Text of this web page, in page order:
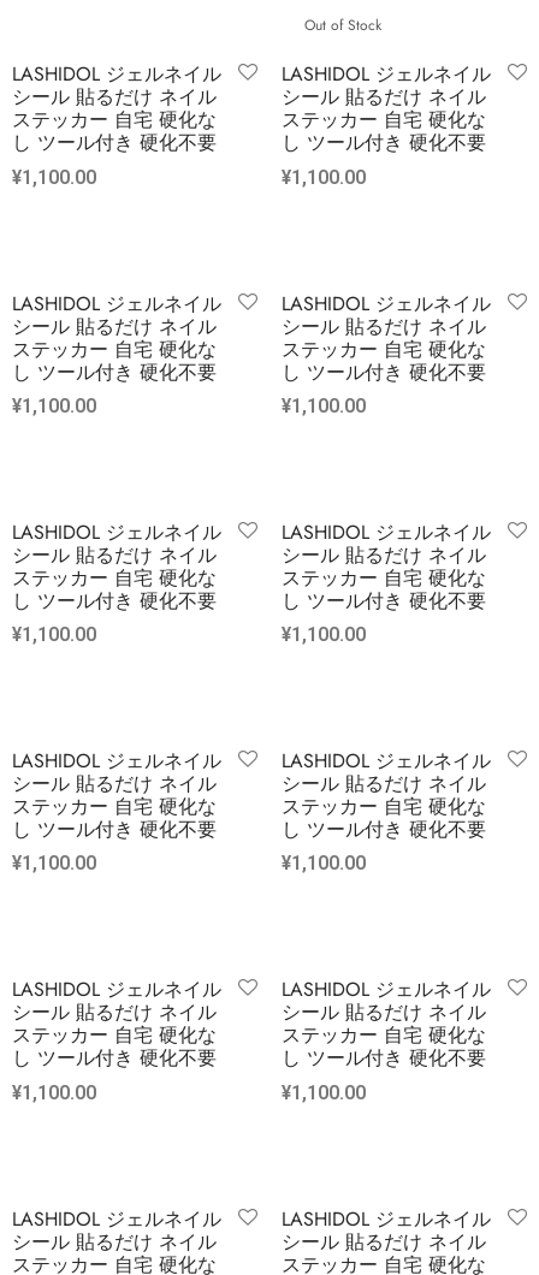
LASHIDOL ジェルネイル
シール 貼るだけ ネイル
ステッカー 自宅 硬化な
し ツール付き 硬化不要
¥1,100.00
Out of Stock
LASHIDOL ジェルネイル
シール 貼るだけ ネイル
ステッカー 自宅 硬化な
し ツール付き 硬化不要
¥1,100.00
LASHIDOL ジェルネイル
シール 貼るだけ ネイル
ステッカー 自宅 硬化な
し ツール付き 硬化不要
¥1,100.00
LASHIDOL ジェルネイル
シール 貼るだけ ネイル
ステッカー 自宅 硬化な
し ツール付き 硬化不要
¥1,100.00
LASHIDOL ジェルネイル
シール 貼るだけ ネイル
ステッカー 自宅 硬化な
し ツール付き 硬化不要
¥1,100.00
LASHIDOL ジェルネイル
シール 貼るだけ ネイル
ステッカー 自宅 硬化な
し ツール付き 硬化不要
¥1,100.00
LASHIDOL ジェルネイル
シール 貼るだけ ネイル
ステッカー 自宅 硬化な
し ツール付き 硬化不要
¥1,100.00
LASHIDOL ジェルネイル
シール 貼るだけ ネイル
ステッカー 自宅 硬化な
し ツール付き 硬化不要
¥1,100.00
LASHIDOL ジェルネイル
シール 貼るだけ ネイル
ステッカー 自宅 硬化な
し ツール付き 硬化不要
¥1,100.00
LASHIDOL ジェルネイル
シール 貼るだけ ネイル
ステッカー 自宅 硬化な
し ツール付き 硬化不要
¥1,100.00
LASHIDOL ジェルネイル
シール 貼るだけ ネイル
ステッカー 自宅 硬化な
LASHIDOL ジェルネイル
シール 貼るだけ ネイル
ステッカー 自宅 硬化な